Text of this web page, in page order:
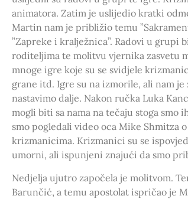
animatora. Zatim je uslijedio kratki
Martin nam je približio temu
”Zapreke i kralježnica”. Radovi u
roditeljima te molitvu vjernika zasvetu
mnoge igre koje su se svidjele
grane itd. Igre su na izmorile, ali nam
nastavimo dalje. Nakon ručka Luka
mogli biti sa nama na tečaju stoga smo
smo pogledali video oca Mike Shmitza
krizmanicima. Krizmanici su se
umorni, ali ispunjeni znajući da smo
Nedjelja ujutro započela je molitvom.
Barunčić, a temu apostolat ispričao je